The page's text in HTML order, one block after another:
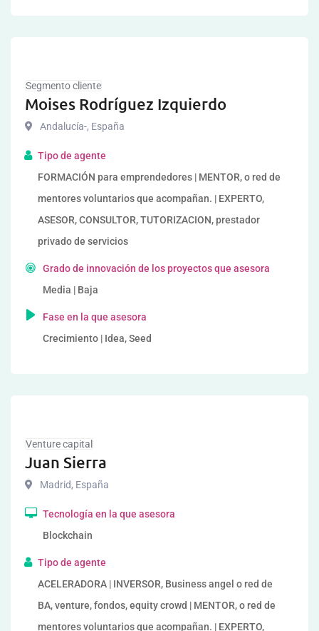
Segmento cliente
Moises Rodríguez Izquierdo
Andalucía-, España
Tipo de agente
FORMACIÓN para emprendedores | MENTOR, o red de
mentores voluntarios que acompañan. | EXPERTO,
ASESOR, CONSULTOR, TUTORIZACION, prestador
privado de servicios
Grado de innovación de los proyectos que asesora
Media | Baja
Fase en la que asesora
Crecimiento | Idea, Seed
Venture capital
Juan Sierra
Madrid, España
Tecnología en la que asesora
Blockchain
Tipo de agente
ACELERADORA | INVERSOR, Business angel o red de
BA, venture, fondos, equity crowd | MENTOR, o red de
mentores voluntarios que acompañan. | EXPERTO,